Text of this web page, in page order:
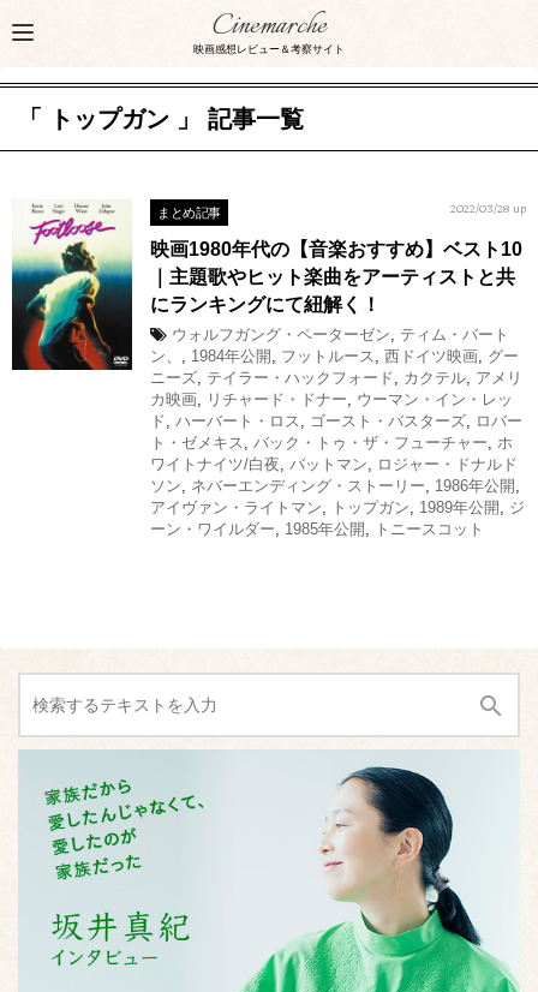
Cinemarche
映画感想レビュー＆考察サイト
「 トップガン 」 記事一覧
まとめ記事 2022/03/28 up
映画1980年代の【音楽おすすめ】ベスト10
｜主題歌やヒット楽曲をアーティストと共
にランキングにて紐解く！
ウォルフガング・ペーターゼン, ティム・バート
ン、 , 1984年公開 , フットルース , 西ドイツ映画, グー
ニーズ, テイラー・ハックフォード, カクテル, アメリ
カ映画, リチャード・ドナー, ウーマン・イン・レッ
ド, ハーバート・ロス , ゴースト・バスターズ, ロバー
ト・ゼメキス , バック・トゥ・ザ・フューチャー, ホ
ワイトナイツ/白夜, バットマン, ロジャー・ドナルド
ソン, ネバーエンディング・ストーリー, 1986年公開 ,
アイヴァン・ライトマン, トップガン, 1989年公開 , ジ
ーン・ワイルダー, 1985年公開 , トニースコット